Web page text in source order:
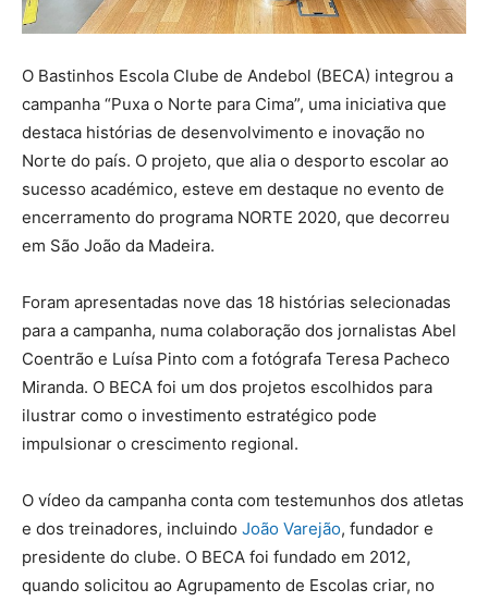
O Bastinhos Escola Clube de Andebol (BECA) integrou a
campanha “Puxa o Norte para Cima”, uma iniciativa que
destaca histórias de desenvolvimento e inovação no
Norte do país. O projeto, que alia o desporto escolar ao
sucesso académico, esteve em destaque no evento de
encerramento do programa NORTE 2020, que decorreu
em São João da Madeira.
Foram apresentadas nove das 18 histórias selecionadas
para a campanha, numa colaboração dos jornalistas Abel
Coentrão e Luísa Pinto com a fotógrafa Teresa Pacheco
Miranda. O BECA foi um dos projetos escolhidos para
ilustrar como o investimento estratégico pode
impulsionar o crescimento regional.
O vídeo da campanha conta com testemunhos dos atletas
e dos treinadores, incluindo João Varejão, fundador e
presidente do clube. O BECA foi fundado em 2012,
quando solicitou ao Agrupamento de Escolas criar, no